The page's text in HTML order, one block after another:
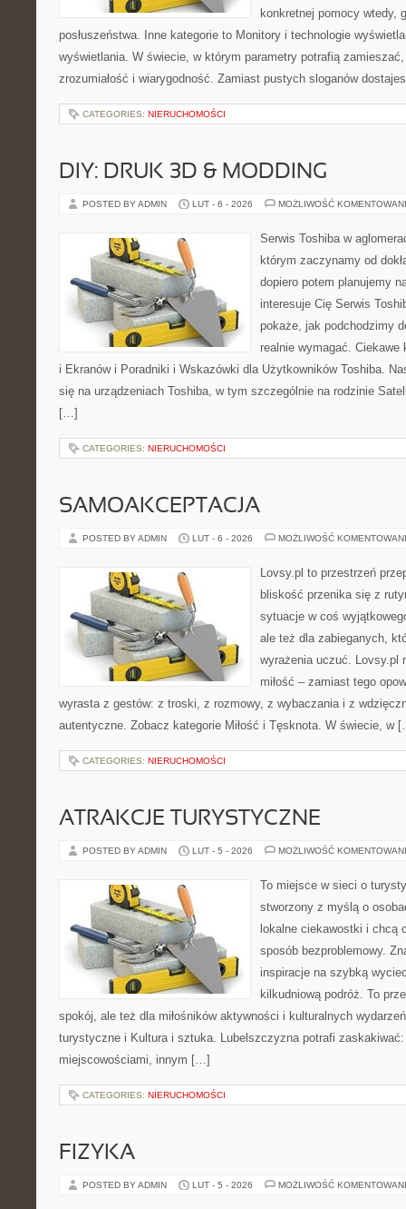
konkretnej pomocy wtedy,
posłuszeństwa. Inne kategorie to Monitory i technologie
wyświetlania. W świecie, w którym parametry potrafią
zrozumiałość i wiarygodność. Zamiast pustych sloganów
CATEGORIES: NIERUCHOMOŚCI
DIY: DRUK 3D & MODDING
POSTED BY ADMIN LUT - 6 - 2026 MOŻLIWOŚĆ
Serwis Toshiba w
którym zaczynamy od
dopiero potem planujemy
interesuje Cię Serwis
pokaże, jak podchodzimy
realnie wymagać. Ciekawe
i Ekranów i Poradniki i Wskazówki dla Użytkowników Toshiba.
się na urządzeniach Toshiba, w tym szczególnie na rodzinie
[…]
CATEGORIES: NIERUCHOMOŚCI
SAMOAKCEPTACJA
POSTED BY ADMIN LUT - 6 - 2026 MOŻLIWOŚĆ
Lovsy.pl to przestrzeń
bliskość przenika się z
sytuacje w coś
ale też dla zabieganych,
wyrażenia uczuć. Lovsy.pl
miłość – zamiast tego
wyrasta z gestów: z troski, z rozmowy, z wybaczania i z
autentyczne. Zobacz kategorie Miłość i Tęsknota. W świecie, w
CATEGORIES: NIERUCHOMOŚCI
ATRAKCJE TURYSTYCZNE
POSTED BY ADMIN LUT - 5 - 2026 MOŻLIWOŚĆ
To miejsce w sieci o
stworzony z myślą o
lokalne ciekawostki i chcą
sposób bezproblemowy.
inspiracje na szybką
kilkudniową podróż. To
spokój, ale też dla miłośników aktywności i kulturalnych
turystyczne i Kultura i sztuka. Lubelszczyzna potrafi
miejscowościami, innym […]
CATEGORIES: NIERUCHOMOŚCI
FIZYKA
POSTED BY ADMIN LUT - 5 - 2026 MOŻLIWOŚĆ